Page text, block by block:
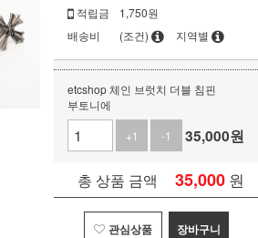
적립금
1,750원
배송비
(조건) 지역별
etcshop 체인 브럿치 더블 침핀
부토니에
+1
-1 35,000원
총 상품 금액 35,000 원
관심상품 장바구니